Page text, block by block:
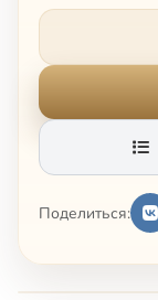
Поделиться: